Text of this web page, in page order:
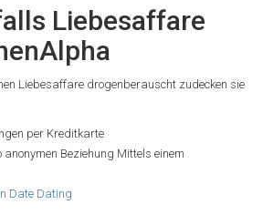
Liebesaffare
Liebesaffare drogenberauscht zudecken sie
per Kreditkarte
Beziehung Mittels einem
Date Dating